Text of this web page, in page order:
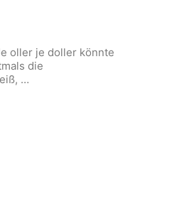
oller je doller könnte
die
…